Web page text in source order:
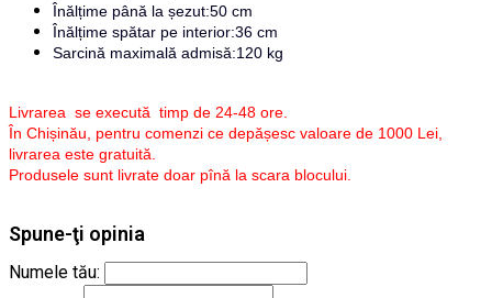
Înălțime până la șezut:50 cm
Înălțime spătar pe interior:36 cm
Sarcină maximală admisă:120 kg
Livrarea se execută timp de 24-48 ore.
În Chișinău, pentru comenzi ce depășesc valoare de 1000 Lei,
livrarea este gratuită.
Produsele sunt livrate doar pînă la scara blocului.
Spune-ţi opinia
Numele tău: